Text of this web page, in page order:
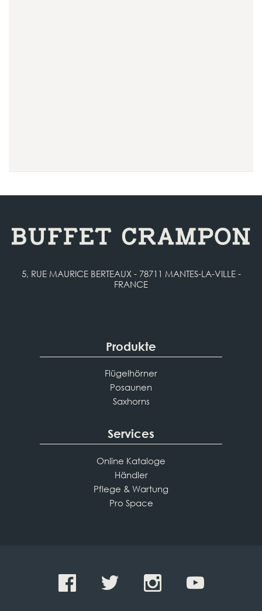
5, RUE MAURICE BERTEAUX - 78711 MANTES-LA-VILLE -
FRANCE
Produkte
Flügelhörner
Posaunen
Saxhorns
Services
Online Kataloge
Händler
Pflege & Wartung
Pro Space